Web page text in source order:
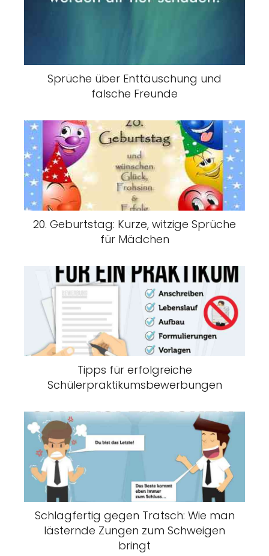
Sprüche über Enttäuschung und
falsche Freunde
20. Geburtstag: Kurze, witzige Sprüche
für Mädchen
Tipps für erfolgreiche
Schülerpraktikumsbewerbungen
Schlagfertig gegen Tratsch: Wie man
lästernde Zungen zum Schweigen
bringt